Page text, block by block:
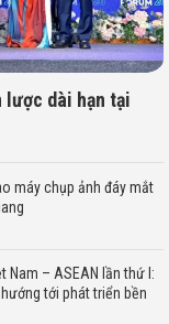
lược dài hạn tại
máy chụp ảnh đáy mắt
Nam – ASEAN lần thứ I:
tới phát triển bền